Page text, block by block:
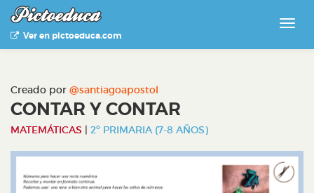
Ver en pictoeduca.com
Creado por @santiagoapostol
CONTAR Y CONTAR
MATEMÁTICAS | 2º PRIMARIA (7-8 AÑOS)